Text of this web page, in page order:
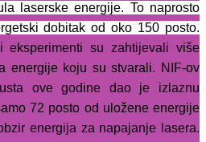
laserske energije. To naprosto
dobitak od oko 150 posto.
su zahtijevali više
energije koju su stvarali. NIF-ov
ove godine dao je izlaznu
72 posto od uložene energije
energija za napajanje lasera.